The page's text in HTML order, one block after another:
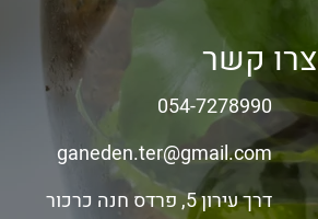
צרו קשר
054-7278990
ganeden.ter@gmail.com
דרך עירון 5, פרדס חנה כרכור